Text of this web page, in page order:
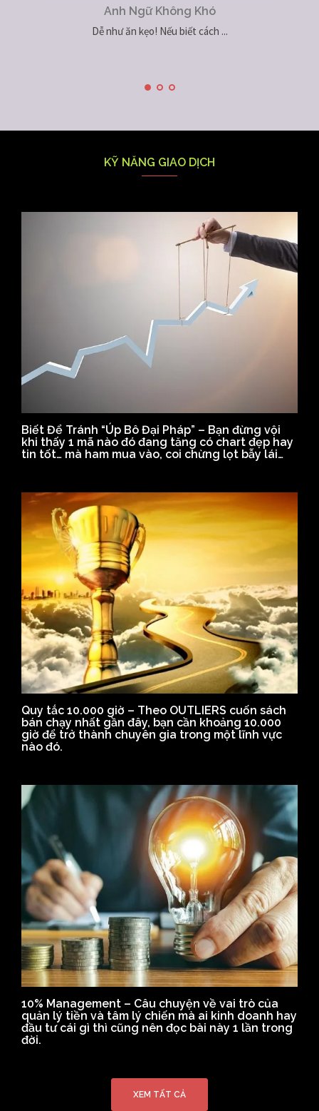
Anh Ngữ Không Khó
Dễ như ăn kẹo! Nếu biết cách ...
KỸ NĂNG GIAO DỊCH
Biết Để Tránh “Úp Bô Đại Pháp” – Bạn đừng vội
khi thấy 1 mã nào đó đang tăng có chart đẹp hay
tin tốt… mà ham mua vào, coi chừng lọt bẫy lái…
Quy tắc 10.000 giờ – Theo OUTLIERS cuốn sách
bán chạy nhất gần đây, bạn cần khoảng 10.000
giờ để trở thành chuyên gia trong một lĩnh vực
nào đó.
10% Management – Câu chuyện về vai trò của
quản lý tiền và tâm lý chiến mà ai kinh doanh hay
đầu tư cái gì thì cũng nên đọc bài này 1 lần trong
đời.
XEM TẤT CẢ